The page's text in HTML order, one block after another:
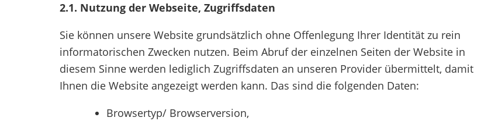
2.1. Nutzung der Webseite, Zugriffsdaten
Sie können unsere Website grundsätzlich ohne Offenlegung Ihrer Identität zu rein
informatorischen Zwecken nutzen. Beim Abruf der einzelnen Seiten der Website in
diesem Sinne werden lediglich Zugriffsdaten an unseren Provider übermittelt, damit
Ihnen die Website angezeigt werden kann. Das sind die folgenden Daten:
Browsertyp/ Browserversion,